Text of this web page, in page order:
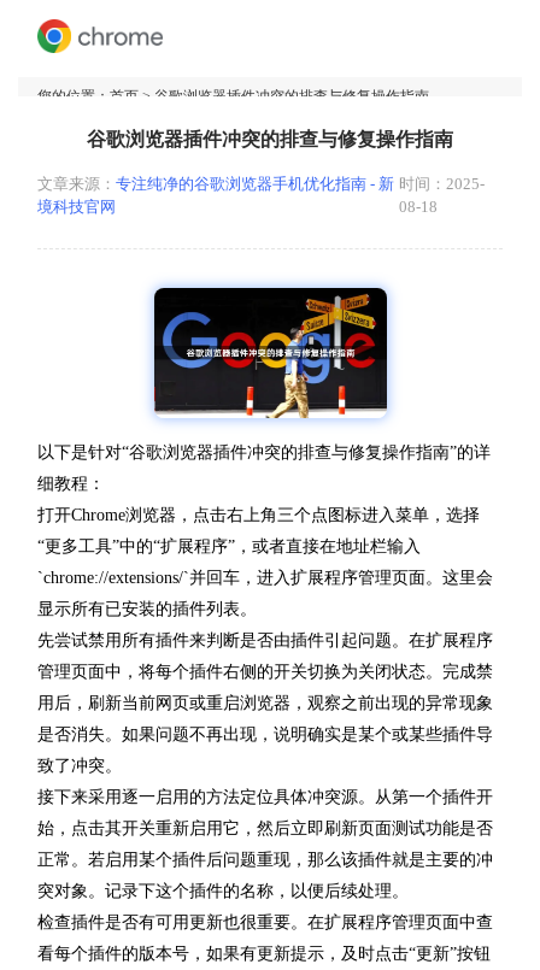
您的位置： 首页 > 谷歌浏览器插件冲突的排查与修复操作指南
谷歌浏览器插件冲突的排查与修复操作指南
文章来源： 专注纯净的谷歌浏览器手机优化指南 - 新
境科技官网
时间：2025-
08-18
以下是针对“谷歌浏览器插件冲突的排查与修复操作指南”的详
细教程：
打开Chrome浏览器，点击右上角三个点图标进入菜单，选择
“更多工具”中的“扩展程序”，或者直接在地址栏输入
`chrome://extensions/`并回车，进入扩展程序管理页面。这里会
显示所有已安装的插件列表。
先尝试禁用所有插件来判断是否由插件引起问题。在扩展程序
管理页面中，将每个插件右侧的开关切换为关闭状态。完成禁
用后，刷新当前网页或重启浏览器，观察之前出现的异常现象
是否消失。如果问题不再出现，说明确实是某个或某些插件导
致了冲突。
接下来采用逐一启用的方法定位具体冲突源。从第一个插件开
始，点击其开关重新启用它，然后立即刷新页面测试功能是否
正常。若启用某个插件后问题重现，那么该插件就是主要的冲
突对象。记录下这个插件的名称，以便后续处理。
检查插件是否有可用更新也很重要。在扩展程序管理页面中查
看每个插件的版本号，如果有更新提示，及时点击“更新”按钮